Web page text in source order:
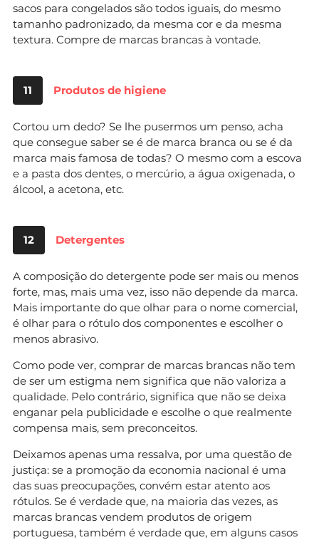
sacos para congelados são todos iguais, do mesmo
tamanho padronizado, da mesma cor e da mesma
textura. Compre de marcas brancas à vontade.
11 Produtos de higiene
Cortou um dedo? Se lhe pusermos um penso, acha
que consegue saber se é de marca branca ou se é da
marca mais famosa de todas? O mesmo com a escova
e a pasta dos dentes, o mercúrio, a água oxigenada, o
álcool, a acetona, etc.
12 Detergentes
A composição do detergente pode ser mais ou menos
forte, mas, mais uma vez, isso não depende da marca.
Mais importante do que olhar para o nome comercial,
é olhar para o rótulo dos componentes e escolher o
menos abrasivo.
Como pode ver, comprar de marcas brancas não tem
de ser um estigma nem significa que não valoriza a
qualidade. Pelo contrário, significa que não se deixa
enganar pela publicidade e escolhe o que realmente
compensa mais, sem preconceitos.
Deixamos apenas uma ressalva, por uma questão de
justiça: se a promoção da economia nacional é uma
das suas preocupações, convém estar atento aos
rótulos. Se é verdade que, na maioria das vezes, as
marcas brancas vendem produtos de origem
portuguesa, também é verdade que, em alguns casos